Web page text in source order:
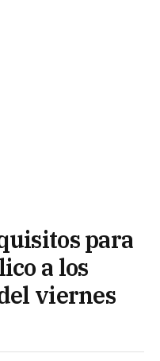
para
a los
viernes